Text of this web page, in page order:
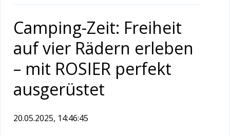
Camping-Zeit: Freiheit
auf vier Rädern erleben
– mit ROSIER perfekt
ausgerüstet
20.05.2025, 14:46:45